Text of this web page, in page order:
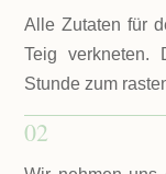
Alle Zutaten für
Teig verkneten.
Stunde zum
02